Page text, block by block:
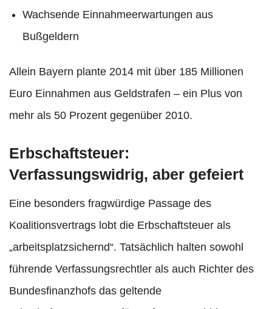
Wachsende Einnahmeerwartungen aus
Bußgeldern
Allein Bayern plante 2014 mit über 185 Millionen
Euro Einnahmen aus Geldstrafen – ein Plus von
mehr als 50 Prozent gegenüber 2010.
Erbschaftsteuer:
Verfassungswidrig, aber gefeiert
Eine besonders fragwürdige Passage des
Koalitionsvertrags lobt die Erbschaftsteuer als
„arbeitsplatzsichernd“. Tatsächlich halten sowohl
führende Verfassungsrechtler als auch Richter des
Bundesfinanzhofs das geltende